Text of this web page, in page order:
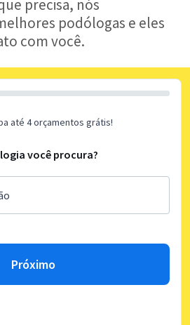
precisa, nós
podólogas e eles
com você.
até 4 orçamentos grátis!
você procura?
Próximo